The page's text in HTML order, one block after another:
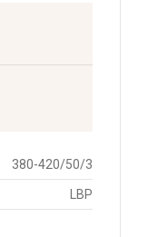
380-420/50/3
LBP